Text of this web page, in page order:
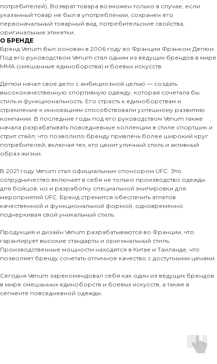
потребителей). Возврат товара возможен только в случае, если
указанный товар не был в употреблении, сохранен его
первоначальный товарный вид, потребительские свойства,
оригинальные этикетки.
О БРЕНДЕ
Бренд Venum был основан в 2006 году во Франции Франком Депюи.
Под его руководством Venum стал одним из ведущих брендов в мире
MMA (смешанные единоборства) и боевых искусств.
Депюи начал свое дело с амбициозной целью — создать
высококачественную спортивную одежду, которая сочетала бы
стиль и функциональность. Его страсть к единоборствам и
стремление к инновациям способствовали успешному развитию
компании. В последние годы под его руководством Venum также
начала разрабатывать повседневные коллекции в стиле спортшик и
стрит стайл, что позволило бренду привлечь более широкий круг
потребителей, включая тех, кто ценит уличный стиль и активный
образ жизни.
В 2021 году Venum стал официальным спонсором UFC. Это
сотрудничество включает в себя не только производство одежды
для бойцов, но и разработку специальной экипировки для
мероприятий UFC. Бренд стремится обеспечить атлетов
качественной и функциональной формой, одновременно
подчеркивая свой уникальный стиль.
Продукция и дизайн Venum разрабатываются во Франции, что
гарантирует высокие стандарты и оригинальный стиль.
Производственные мощности находятся в Китае и Таиланде, что
позволяет бренду сочетать отличное качество с доступными ценами.
Сегодня Venum зарекомендовал себя как один из ведущих брендов
в мире смешанных единоборств и боевых искусств, а также в
сегменте повседневной одежды.